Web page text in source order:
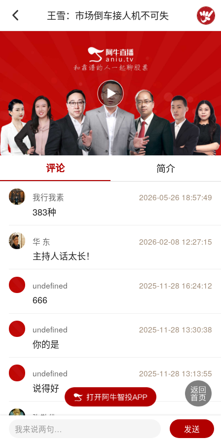
王雪：市场倒车接人机不可失
评论 简介
我行我素 2026-05-26 18:57:49
383种
华 东 2026-02-08 12:27:15
主持人话太长！
undefined 2025-11-28 16:24:12
666
undefined 2025-11-28 13:30:38
你的是
undefined 2025-11-28 13:13:55
说得好
弥勒佛 2025-09-11 16:32:04
8
我来说两句… 发送